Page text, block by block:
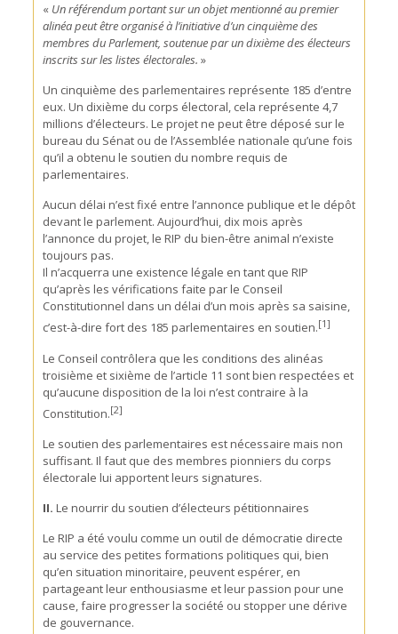
« Un référendum portant sur un objet mentionné au premier
alinéa peut être organisé à l’initiative d’un cinquième des
membres du Parlement, soutenue par un dixième des électeurs
inscrits sur les listes électorales. »
Un cinquième des parlementaires représente 185 d’entre
eux. Un dixième du corps électoral, cela représente 4,7
millions d’électeurs. Le projet ne peut être déposé sur le
bureau du Sénat ou de l’Assemblée nationale qu’une fois
qu’il a obtenu le soutien du nombre requis de
parlementaires.
Aucun délai n’est fixé entre l’annonce publique et le dépôt
devant le parlement. Aujourd’hui, dix mois après
l’annonce du projet, le RIP du bien-être animal n’existe
toujours pas.
Il n’acquerra une existence légale en tant que RIP
qu’après les vérifications faite par le Conseil
Constitutionnel dans un délai d’un mois après sa saisine,
c’est-à-dire fort des 185 parlementaires en soutien.[1]
Le Conseil contrôlera que les conditions des alinéas
troisième et sixième de l’article 11 sont bien respectées et
qu’aucune disposition de la loi n’est contraire à la
Constitution.[2]
Le soutien des parlementaires est nécessaire mais non
suffisant. Il faut que des membres pionniers du corps
électorale lui apportent leurs signatures.
II. Le nourrir du soutien d’électeurs pétitionnaires
Le RIP a été voulu comme un outil de démocratie directe
au service des petites formations politiques qui, bien
qu’en situation minoritaire, peuvent espérer, en
partageant leur enthousiasme et leur passion pour une
cause, faire progresser la société ou stopper une dérive
de gouvernance.